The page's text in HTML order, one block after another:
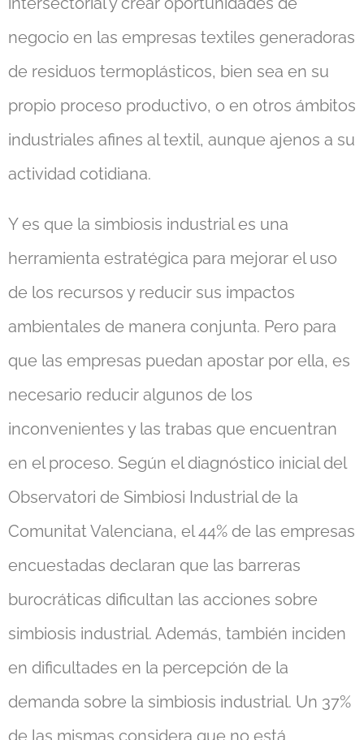
negocio en las empresas textiles generadoras
de residuos termoplásticos, bien sea en su
propio proceso productivo, o en otros ámbitos
industriales afines al textil, aunque ajenos a su
actividad cotidiana.
Y es que la simbiosis industrial es una
herramienta estratégica para mejorar el uso
de los recursos y reducir sus impactos
ambientales de manera conjunta. Pero para
que las empresas puedan apostar por ella, es
necesario reducir algunos de los
inconvenientes y las trabas que encuentran
en el proceso. Según el diagnóstico inicial del
Observatori de Simbiosi Industrial de la
Comunitat Valenciana, el 44% de las empresas
encuestadas declaran que las barreras
burocráticas dificultan las acciones sobre
simbiosis industrial. Además, también inciden
en dificultades en la percepción de la
demanda sobre la simbiosis industrial. Un 37%
de las mismas considera que no está